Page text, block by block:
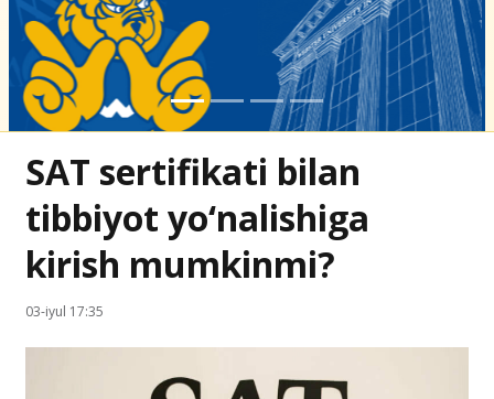
SAT sertifikati bilan
tibbiyot yo‘nalishiga
kirish mumkinmi?
03-iyul 17:35